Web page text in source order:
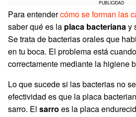
PUBLICIDAD
Para entendercómo se forman las
saber qué es la placa bacteriana y
Se trata de bacterias orales que
en tu boca. El problema está
correctamente mediante la higiene
Lo que sucede si las bacterias no
efectividad es que la placa
sarro. El sarro es la placa